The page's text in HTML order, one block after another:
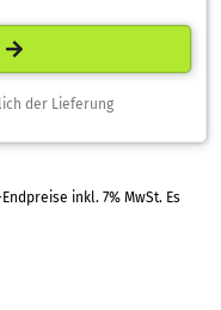
der Lieferung
7% MwSt. Es